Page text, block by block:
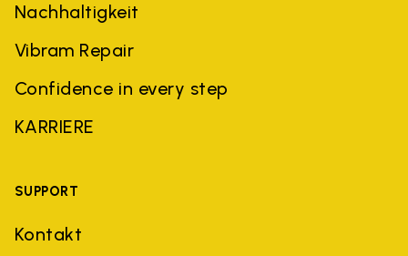
Nachhaltigkeit
Vibram Repair
Confidence in every step
KARRIERE
SUPPORT
Kontakt